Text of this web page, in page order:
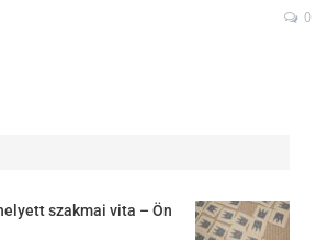
0
szakmai vita – Ön